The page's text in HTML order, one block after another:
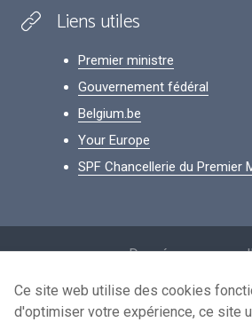
Liens utiles
Premier ministre
Gouvernement fédéral
Belgium.be
Your Europe
SPF Chancellerie du Premier
Données
Conditions de
Contactez-nous
Ce site web utilise des cookies
d'optimiser votre expérience, ce site